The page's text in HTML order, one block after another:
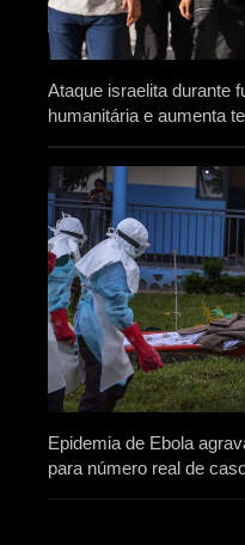
Ataque israelita durante
humanitária e aumenta
Epidemia de Ebola
para número real de